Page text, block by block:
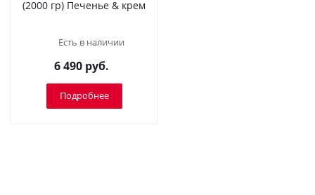
(2000 гр) Печенье & крем
Есть в наличии
6 490 руб.
Подробнее